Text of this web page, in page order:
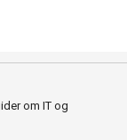
om IT og